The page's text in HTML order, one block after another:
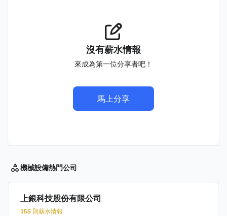
沒有薪水情報
來成為第一位分享者吧！
馬上分享
機械設備熱門公司
上銀科技股份有限公司
355 則薪水情報